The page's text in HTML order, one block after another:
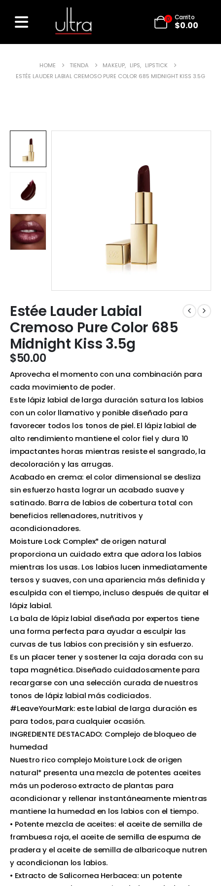
0 Carrito
$0.00
HOME TIENDA MAKEUP, LIPS, LIPSTICK
ESTÉE LAUDER LABIAL CREMOSO PURE COLOR 685 MIDNIGHT KISS 3.5G
Estée Lauder Labial
Cremoso Pure Color 685
Midnight Kiss 3.5g
$50.00
Aprovecha el momento con una combinación para
cada movimiento de poder.
Este lápiz labial de larga duración satura los labios
con un color llamativo y ponible diseñado para
favorecer todos los tonos de piel. El lápiz labial de
alto rendimiento mantiene el color fiel y dura 10
impactantes horas mientras resiste el sangrado, la
decoloración y las arrugas.
Acabado en crema: el color dimensional se desliza
sin esfuerzo hasta lograr un acabado suave y
satinado. Barra de labios de cobertura total con
beneficios rellenadores, nutritivos y
acondicionadores.
Moisture Lock Complex* de origen natural
proporciona un cuidado extra que adora los labios
mientras los usas. Los labios lucen inmediatamente
tersos y suaves, con una apariencia más definida y
esculpida con el tiempo, incluso después de quitar el
lápiz labial.
La bala de lápiz labial diseñada por expertos tiene
una forma perfecta para ayudar a esculpir las
curvas de tus labios con precisión y sin esfuerzo.
Es un placer tener y sostener la caja dorada con su
tapa magnética. Diseñado cuidadosamente para
recargarse con una selección curada de nuestros
tonos de lápiz labial más codiciados.
#LeaveYourMark: este labial de larga duración es
para todos, para cualquier ocasión.
INGREDIENTE DESTACADO: Complejo de bloqueo de
humedad
Nuestro rico complejo Moisture Lock de origen
natural* presenta una mezcla de potentes aceites
más un poderoso extracto de plantas para
acondicionar y rellenar instantáneamente mientras
mantiene la humedad en los labios con el tiempo.
• Potente mezcla de aceites: el aceite de semilla de
frambuesa roja, el aceite de semilla de espuma de
pradera y el aceite de semilla de albaricoque nutren
y acondicionan los labios.
• Extracto de Salicornea Herbacea: un potente